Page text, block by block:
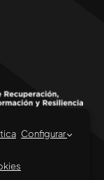
embargo, los
Configurar